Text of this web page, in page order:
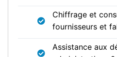
Chiffrage et
fournisseurs et
Assistance aux